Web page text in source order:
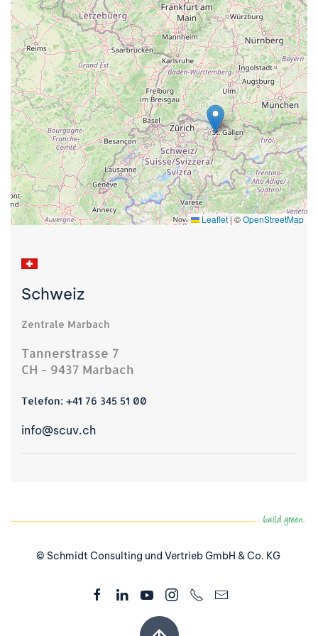
Leaflet |©OpenStreetMap
Schweiz
Zentrale Marbach
Tannerstrasse 7
CH - 9437 Marbach
Telefon: +41 76 345 51 00
info@scuv.ch
© Schmidt Consulting und Vertrieb GmbH & Co. KG